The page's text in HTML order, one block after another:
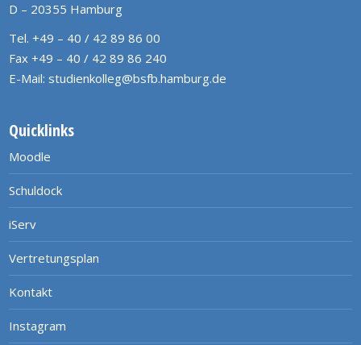
D – 20355 Hamburg
Tel. +49 – 40 / 42 89 86 00
Fax +49 – 40 / 42 89 86 240
E-Mail: studienkolleg@bsfb.hamburg.de
Quicklinks
Moodle
Schuldock
iServ
Vertretungsplan
Kontakt
Instagram